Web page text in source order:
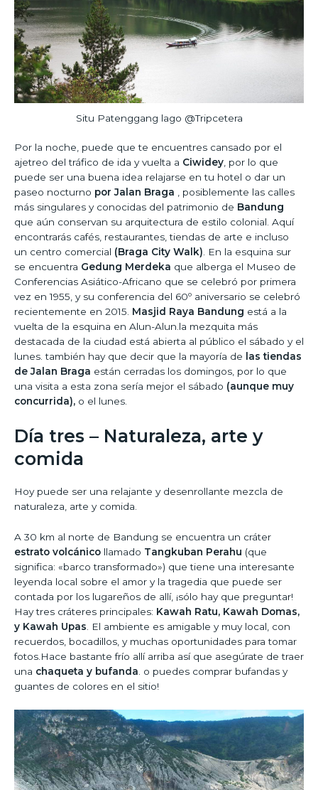
Situ Patenggang lago @Tripcetera
Por la noche, puede que te encuentres cansado por el
ajetreo del tráfico de ida y vuelta a Ciwidey, por lo que
puede ser una buena idea relajarse en tu hotel o dar un
paseo nocturno por Jalan Braga , posiblemente las calles
más singulares y conocidas del patrimonio de Bandung
que aún conservan su arquitectura de estilo colonial. Aquí
encontrarás cafés, restaurantes, tiendas de arte e incluso
un centro comercial (Braga City Walk). En la esquina sur
se encuentra Gedung Merdeka que alberga el Museo de
Conferencias Asiático-Africano que se celebró por primera
vez en 1955, y su conferencia del 60º aniversario se celebró
recientemente en 2015. Masjid Raya Bandung está a la
vuelta de la esquina en Alun-Alun.la mezquita más
destacada de la ciudad está abierta al público el sábado y el
lunes. también hay que decir que la mayoría de
las tiendas
de Jalan Braga están cerradas los domingos, por lo que
una visita a esta zona sería mejor el sábado (aunque muy
concurrida), o el lunes.
Día tres – Naturaleza, arte y
comida
Hoy puede ser una relajante y desenrollante mezcla de
naturaleza, arte y comida.
A 30 km al norte de Bandung se encuentra un cráter
estrato volcánico llamado Tangkuban Perahu (que
significa: «barco transformado») que tiene una interesante
leyenda local sobre el amor y la tragedia que puede ser
contada por los lugareños de allí, ¡sólo hay que preguntar!
Hay tres cráteres principales: Kawah Ratu, Kawah Domas,
y Kawah Upas . El ambiente es amigable y muy local, con
recuerdos, bocadillos, y muchas oportunidades para tomar
fotos.Hace bastante frío allí arriba así que asegúrate de traer
una chaqueta y bufanda . o puedes comprar bufandas y
guantes de colores en el sitio!